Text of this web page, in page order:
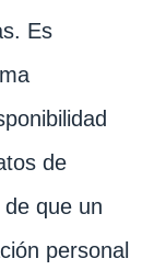
Es
de
que un
personal